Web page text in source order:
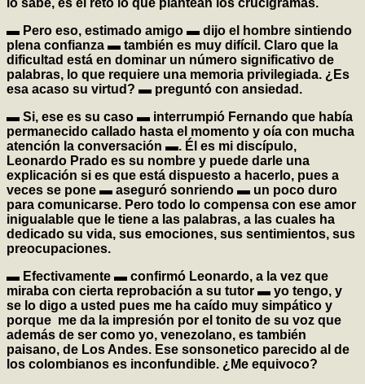
lo sabe, es el reto lo que plantean los crucigramas.
▬ Pero eso, estimado amigo ▬ dijo el hombre sintiendo
plena confianza ▬ también es muy difícil. Claro que la
dificultad está en dominar un número significativo de
palabras, lo que requiere una memoria privilegiada. ¿Es
esa acaso su virtud? ▬ preguntó con ansiedad.
▬ Si, ese es su caso ▬ interrumpió Fernando que había
permanecido callado hasta el momento y oía con mucha
atención la conversación ▬. Él es mi discípulo,
Leonardo Prado es su nombre y puede darle una
explicación si es que está dispuesto a hacerlo, pues a
veces se pone ▬ aseguró sonriendo ▬ un poco duro
para comunicarse. Pero todo lo compensa con ese amor
inigualable que le tiene a las palabras, a las cuales ha
dedicado su vida, sus emociones, sus sentimientos, sus
preocupaciones.
▬ Efectivamente ▬ confirmó Leonardo, a la vez que
miraba con cierta reprobación a su tutor ▬ yo tengo, y
se lo digo a usted pues me ha caído muy simpático y
porque me da la impresión por el tonito de su voz que
además de ser como yo, venezolano, es también
paisano, de Los Andes. Ese sonsonetico parecido al de
los colombianos es inconfundible. ¿Me equivoco?